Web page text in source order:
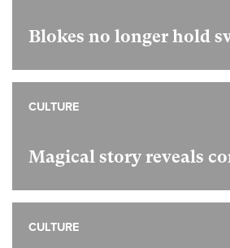
Blokes no longer hold
Magical story reveals
CULTURE
CULTURE